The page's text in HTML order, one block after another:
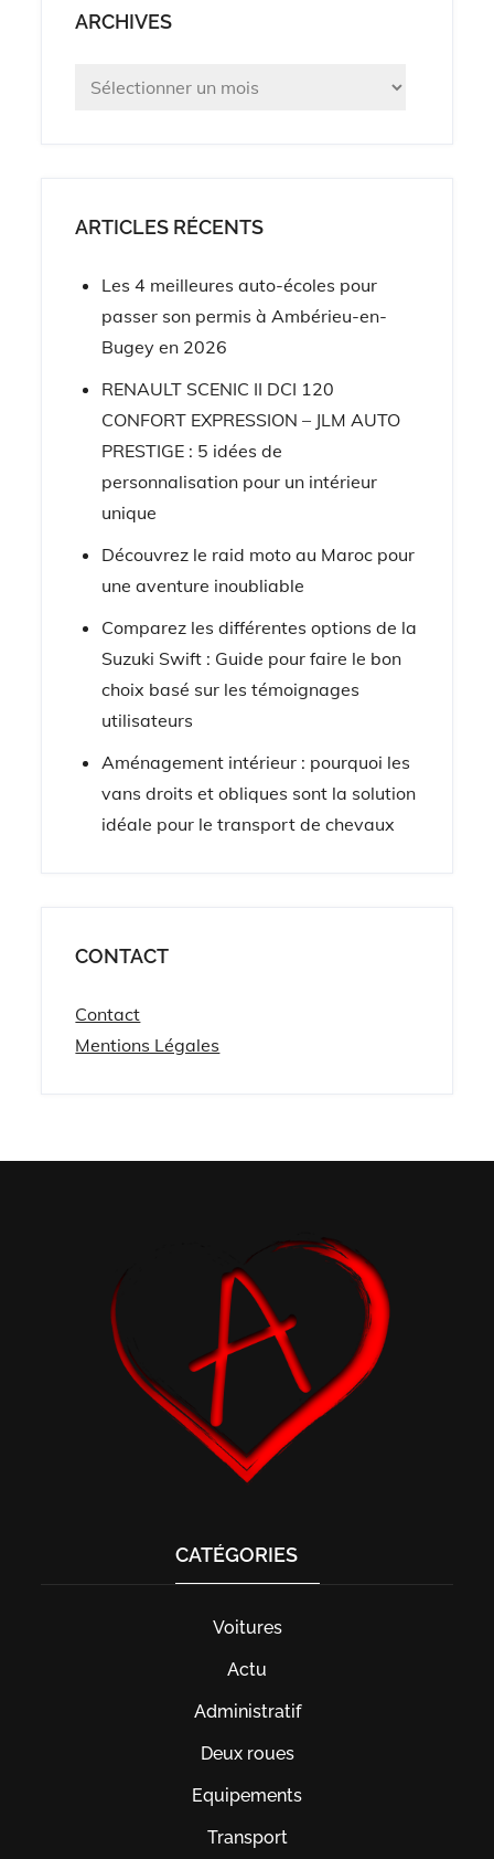
ARCHIVES
Archives
ARTICLES RÉCENTS
Les 4 meilleures auto-écoles pour
passer son permis à Ambérieu-en-
Bugey en 2026
RENAULT SCENIC II DCI 120
CONFORT EXPRESSION – JLM AUTO
PRESTIGE : 5 idées de
personnalisation pour un intérieur
unique
Découvrez le raid moto au Maroc pour
une aventure inoubliable
Comparez les différentes options de la
Suzuki Swift : Guide pour faire le bon
choix basé sur les témoignages
utilisateurs
Aménagement intérieur : pourquoi les
vans droits et obliques sont la solution
idéale pour le transport de chevaux
CONTACT
Contact
Mentions Légales
CATÉGORIES
Voitures
Actu
Administratif
Deux roues
Equipements
Transport